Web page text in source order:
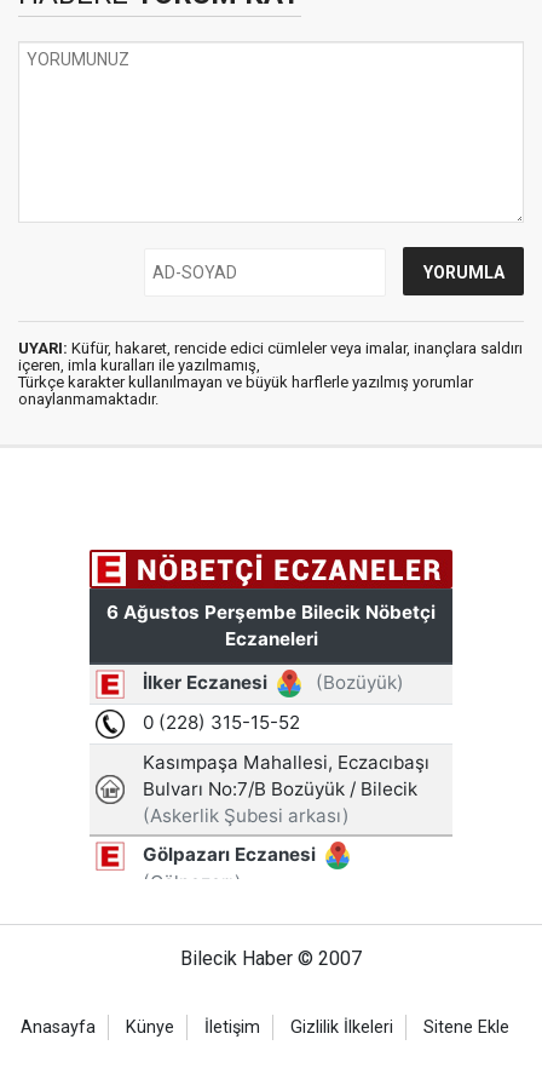
UYARI: Küfür, hakaret, rencide edici cümleler veya imalar, inançlara saldırı
içeren, imla kuralları ile yazılmamış,
Türkçe karakter kullanılmayan ve büyük harflerle yazılmış yorumlar
onaylanmamaktadır.
Bilecik Haber © 2007
Anasayfa Künye İletişim Gizlilik İlkeleri Sitene Ekle